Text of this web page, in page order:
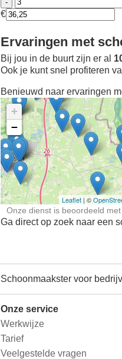
€
Ervaringen met
Bij jou in de buurt zijn er al
Ook je kunt snel profiteren
Benieuwd naar ervaringen
Ontdek meer
jou in de
+
−
Leaflet | ©
Onze dienst is beoordeeld
Ga direct op zoek naar een
Schoonmaakster voor
Onze service
Werkwijze
Tarief
Veelgestelde vragen